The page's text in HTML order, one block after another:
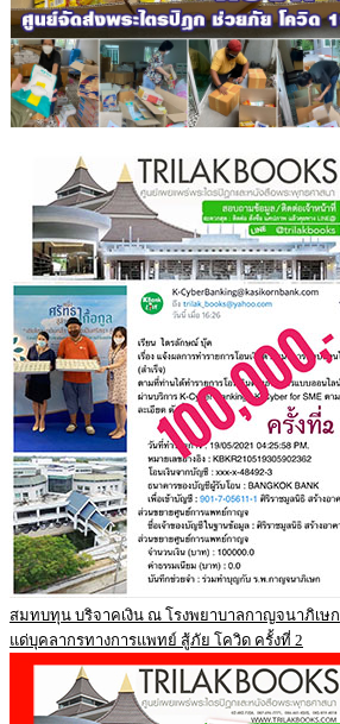
สมทบทุน บริจาคเงิน ณ โรงพยาบาลกาญจนาภิเษก
แด่บุคลากรทางการแพทย์ สู้ภัย โควิด ครั้งที่ 2